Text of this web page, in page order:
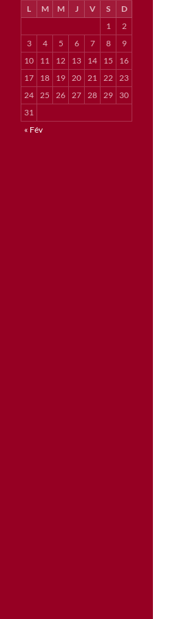
L M M J V S
D
1
2
3
4 5 6 7 8
9
10
11 12 13 14 15
16
17
18 19 20 21 22 23
24 25 26 27 28 29
30
31
« Fév